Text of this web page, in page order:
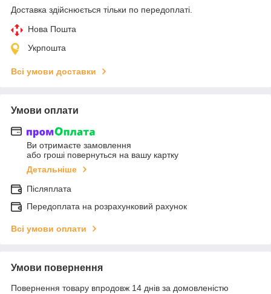
Доставка здійснюється тільки по передоплаті.
Нова Пошта
Укрпошта
Всі умови доставки
Умови оплати
Ви отримаєте замовлення
або гроші повернуться на вашу картку
Детальніше
Післяплата
Передоплата на розрахунковий рахунок
Всі умови оплати
Умови повернення
Повернення товару впродовж 14 днів за домовленістю